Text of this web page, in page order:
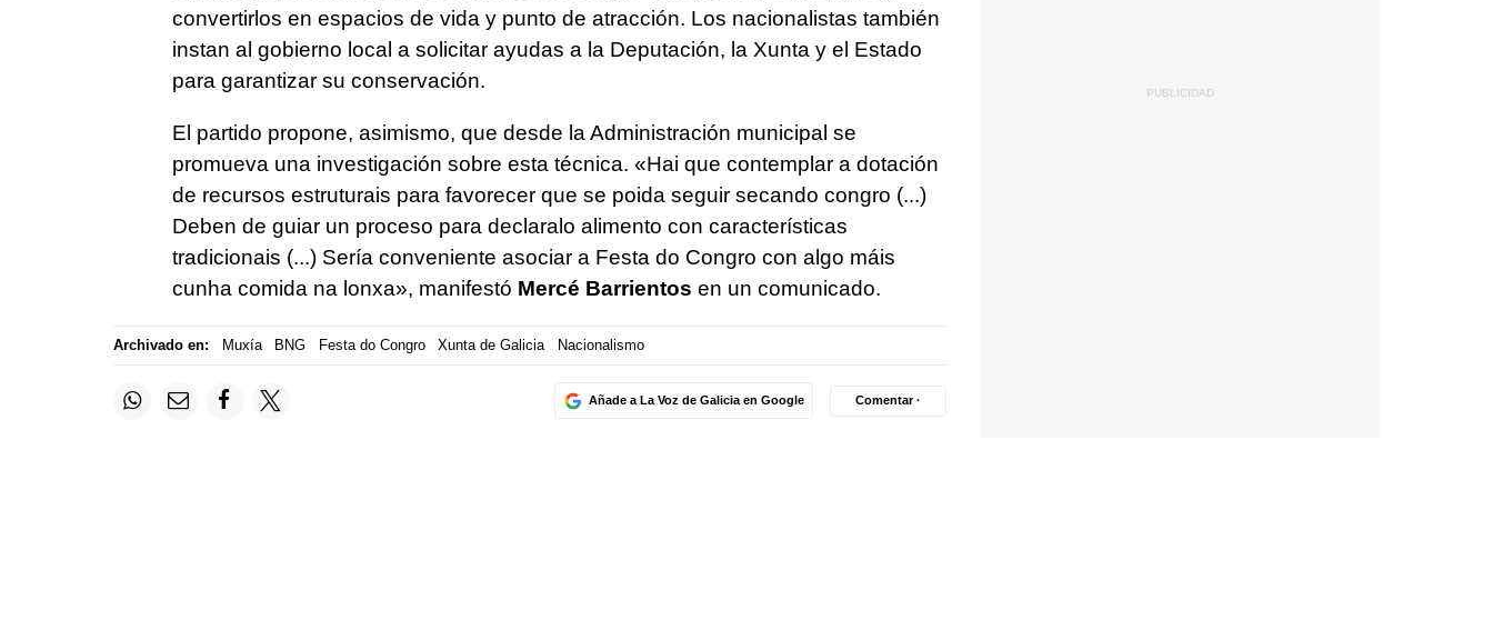
convertirlos en espacios de vida y punto de atracción. Los nacionalistas también
instan al gobierno local a solicitar ayudas a la Deputación, la Xunta y el Estado
para garantizar su conservación.
El partido propone, asimismo, que desde la Administración municipal se
promueva una investigación sobre esta técnica. «Hai que contemplar a dotación
de recursos estruturais para favorecer que se poida seguir secando congro (...)
Deben de guiar un proceso para declaralo alimento con características
tradicionais (...) Sería conveniente asociar a Festa do Congro con algo máis
cunha comida na lonxa», manifestó Mercé Barrientos en un comunicado.
Archivado en: Muxía BNG Festa do Congro Xunta de Galicia Nacionalismo
Añade a La Voz de Galicia en Google Comentar ·